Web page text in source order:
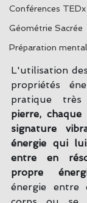
Conférences TEDx
Géométrie Sacrée
Préparation
L'utilisation
propriétés
pratique très
pierre,
signature
énergie qui
entre en
propre
énergie entre